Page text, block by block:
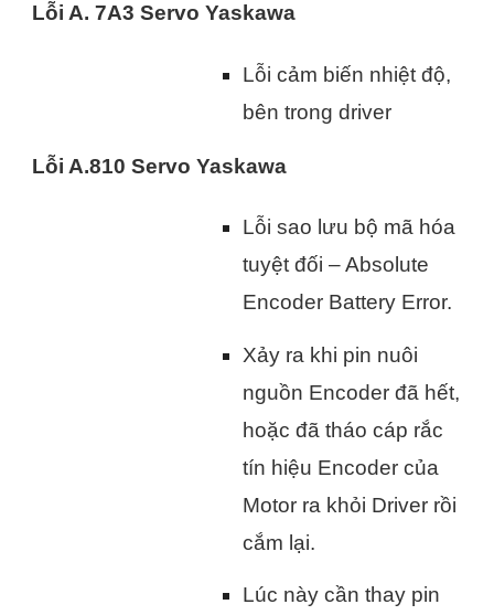
Lỗi A. 7A3 Servo Yaskawa
Lỗi cảm biến nhiệt độ,
bên trong driver
Lỗi A.810 Servo Yaskawa
Lỗi sao lưu bộ mã hóa
tuyệt đối – Absolute
Encoder Battery Error.
Xảy ra khi pin nuôi
nguồn Encoder đã hết,
hoặc đã tháo cáp rắc
tín hiệu Encoder của
Motor ra khỏi Driver rồi
cắm lại.
Lúc này cần thay pin